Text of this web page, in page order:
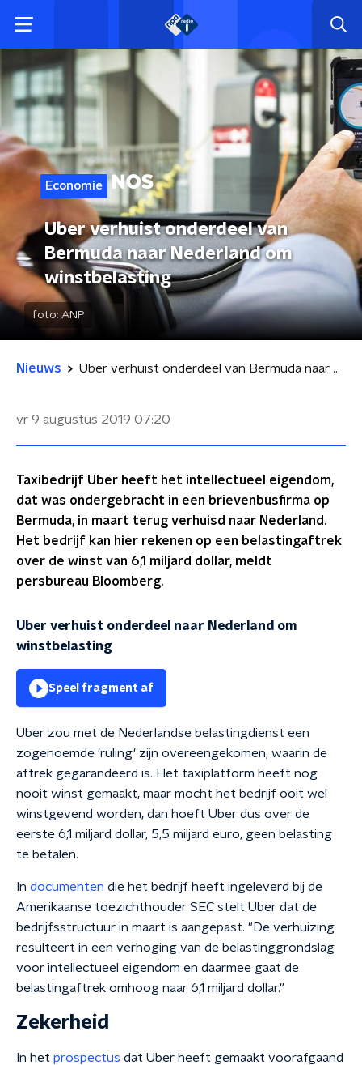
Economie
Uber verhuist onderdeel van
Bermuda naar Nederland om
winstbelasting
foto: ANP
Nieuws Uber verhuist onderdeel van Bermuda naar Nederland om winstbelasting
vr 9 augustus 2019 07:20
Taxibedrijf Uber heeft het intellectueel eigendom,
dat was ondergebracht in een brievenbusfirma op
Bermuda, in maart terug verhuisd naar Nederland.
Het bedrijf kan hier rekenen op een belastingaftrek
over de winst van 6,1 miljard dollar, meldt
persbureau Bloomberg.
Uber verhuist onderdeel naar Nederland om
winstbelasting
Speel fragment af
Uber zou met de Nederlandse belastingdienst een
zogenoemde 'ruling' zijn overeengekomen, waarin de
aftrek gegarandeerd is. Het taxiplatform heeft nog
nooit winst gemaakt, maar mocht het bedrijf ooit wel
winstgevend worden, dan hoeft Uber dus over de
eerste 6,1 miljard dollar, 5,5 miljard euro, geen belasting
te betalen.
In documenten die het bedrijf heeft ingeleverd bij de
Amerikaanse toezichthouder SEC stelt Uber dat de
bedrijfsstructuur in maart is aangepast. "De verhuizing
resulteert in een verhoging van de belastinggrondslag
voor intellectueel eigendom en daarmee gaat de
belastingaftrek omhoog naar 6,1 miljard dollar."
Zekerheid
In het prospectus dat Uber heeft gemaakt voorafgaand